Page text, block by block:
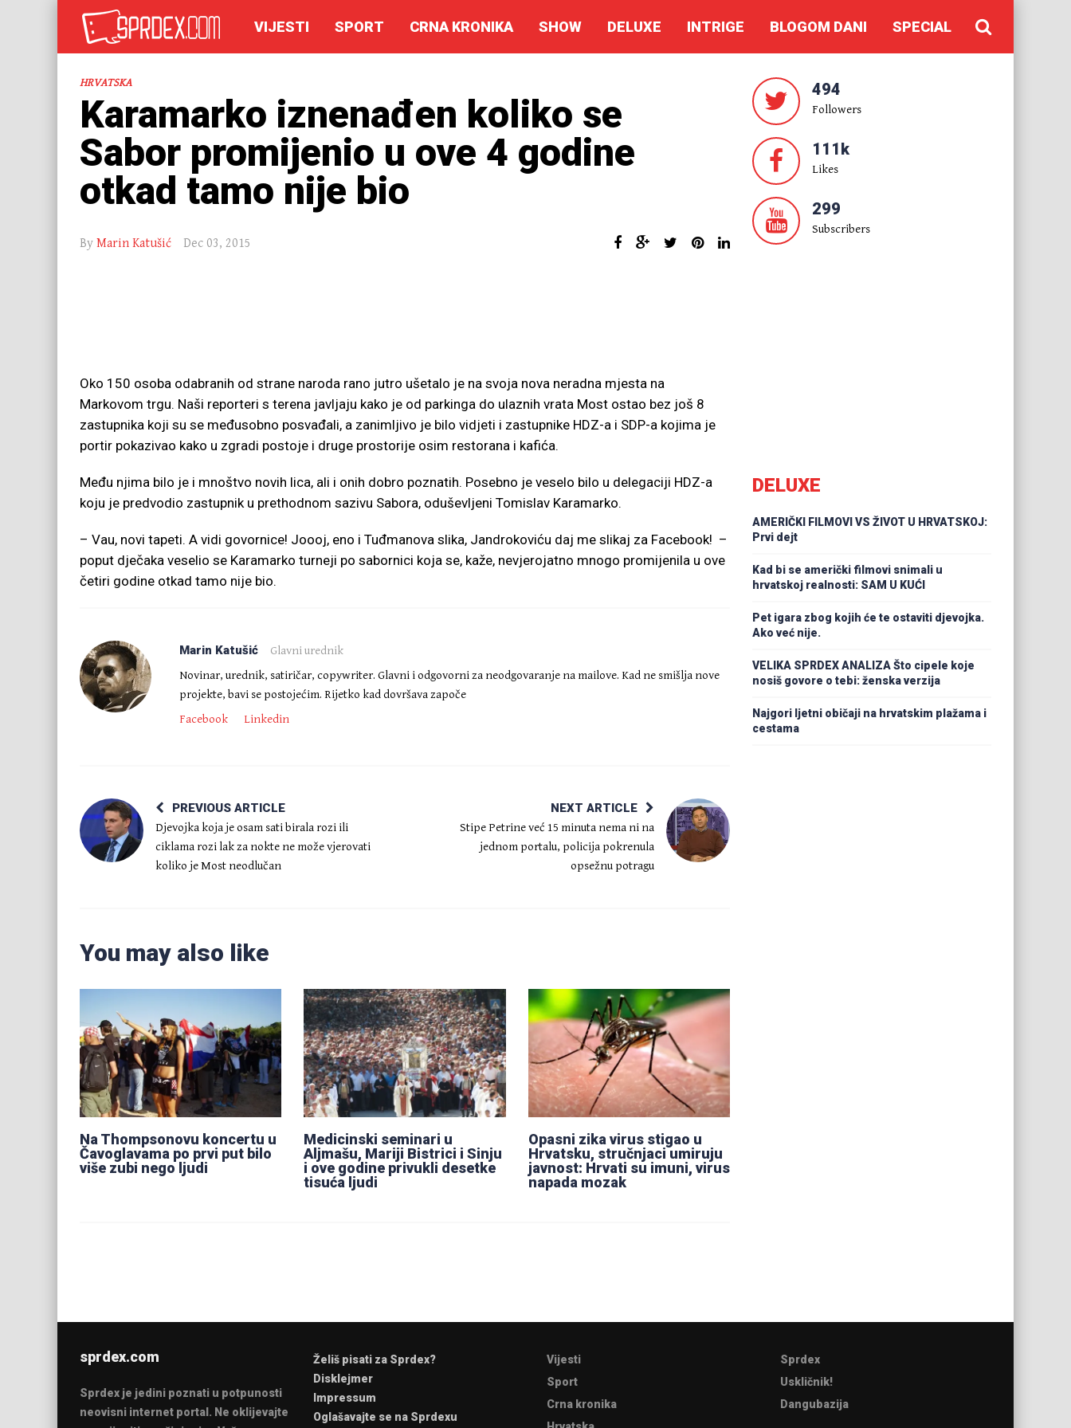
VIJESTI SPORT CRNA KRONIKA SHOW DELUXE INTRIGE BLOGOM DANI SPECIAL
HRVATSKA
Karamarko iznenađen koliko se
Sabor promijenio u ove 4 godine
otkad tamo nije bio
By Marin Katušić Dec 03, 2015
Oko 150 osoba odabranih od strane naroda rano jutro ušetalo je na svoja nova neradna mjesta na
Markovom trgu. Naši reporteri s terena javljaju kako je od parkinga do ulaznih vrata Most ostao bez još 8
zastupnika koji su se međusobno posvađali, a zanimljivo je bilo vidjeti i zastupnike HDZ-a i SDP-a kojima je
portir pokazivao kako u zgradi postoje i druge prostorije osim restorana i kafića.
Među njima bilo je i mnoštvo novih lica, ali i onih dobro poznatih. Posebno je veselo bilo u delegaciji HDZ-a
koju je predvodio zastupnik u prethodnom sazivu Sabora, oduševljeni Tomislav Karamarko.
– Vau, novi tapeti. A vidi govornice! Joooj, eno i Tuđmanova slika, Jandrokoviću daj me slikaj za Facebook! –
poput dječaka veselio se Karamarko turneji po sabornici koja se, kaže, nevjerojatno mnogo promijenila u ove
četiri godine otkad tamo nije bio.
Marin Katušić
Glavni urednik
Novinar, urednik, satiričar, copywriter. Glavni i odgovorni za neodgovaranje na mailove. Kad ne smišlja nove
projekte, bavi se postojećim. Rijetko kad dovršava započe
Facebook
Linkedin
PREVIOUS ARTICLE
Djevojka koja je osam sati birala rozi ili
ciklama rozi lak za nokte ne može vjerovati
koliko je Most neodlučan
NEXT ARTICLE
Stipe Petrine već 15 minuta nema ni na
jednom portalu, policija pokrenula
opsežnu potragu
You may also like
Na Thompsonovu koncertu u
Čavoglavama po prvi put bilo
više zubi nego ljudi
Medicinski seminari u
Aljmašu, Mariji Bistrici i Sinju
i ove godine privukli desetke
tisuća ljudi
Opasni zika virus stigao u
Hrvatsku, stručnjaci umiruju
javnost: Hrvati su imuni, virus
napada mozak
494
Followers
111k
Likes
299
Subscribers
DELUXE
AMERIČKI FILMOVI VS ŽIVOT U HRVATSKOJ:
Prvi dejt
Kad bi se američki filmovi snimali u
hrvatskoj realnosti: SAM U KUĆI
Pet igara zbog kojih će te ostaviti djevojka.
Ako već nije.
VELIKA SPRDEX ANALIZA Što cipele koje
nosiš govore o tebi: ženska verzija
Najgori ljetni običaji na hrvatskim plažama i
cestama
sprdex.com
Sprdex je jedini poznati u potpunosti
neovisni internet portal. Ne oklijevajte
Želiš pisati za Sprdex?
Disklejmer
Impressum
Oglašavajte se na Sprdexu
Vijesti
Sport
Crna kronika
Sprdex
Uskličnik!
Dangubazija